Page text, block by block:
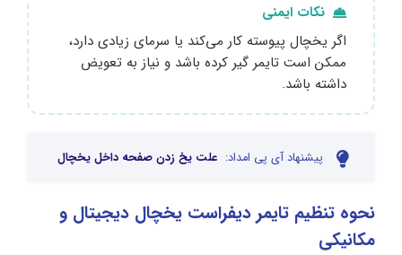
نکات ایمنی
اگر یخچال پیوسته کار می‌کند یا سرمای زیادی دارد،
ممکن است تایمر گیر کرده باشد و نیاز به تعویض
داشته باشد.
پیشنهاد آی پی امداد: علت یخ زدن صفحه داخل یخچال
نحوه تنظیم تایمر دیفراست یخچال دیجیتال و
مکانیکی